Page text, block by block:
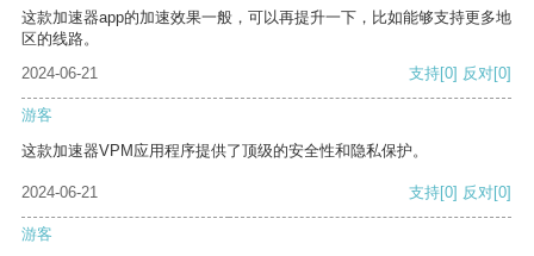
这款加速器app的加速效果一般，可以再提升一下，比如能够支持更多地
区的线路。
2024-06-21
支持[0] 反对[0]
游客
这款加速器VPM应用程序提供了顶级的安全性和隐私保护。
2024-06-21 支持[0] 反对[0]
游客